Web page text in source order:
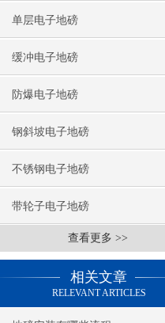
单层电子地磅
缓冲电子地磅
防爆电子地磅
钢斜坡电子地磅
不锈钢电子地磅
带轮子电子地磅
查看更多 >>
相关文章
RELEVANT ARTICLES